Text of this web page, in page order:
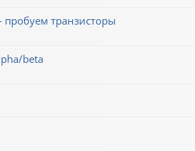
транзисторы
beta